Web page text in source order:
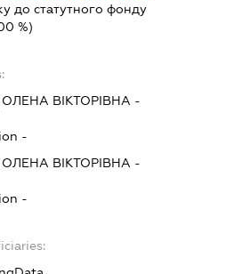
до статутного фонду
%)
ВІКТОРІВНА -
-
ВІКТОРІВНА -
-